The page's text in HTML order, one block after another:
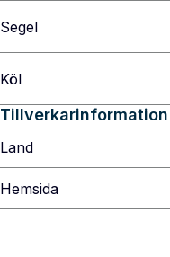
Segel
Köl
Tillverkarinformation
Land
Hemsida